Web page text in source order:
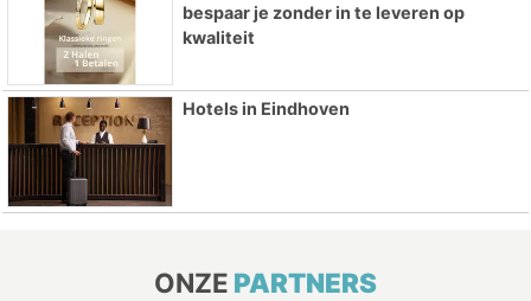
bespaar je zonder in te leveren op
kwaliteit
Hotels in Eindhoven
ONZE PARTNERS